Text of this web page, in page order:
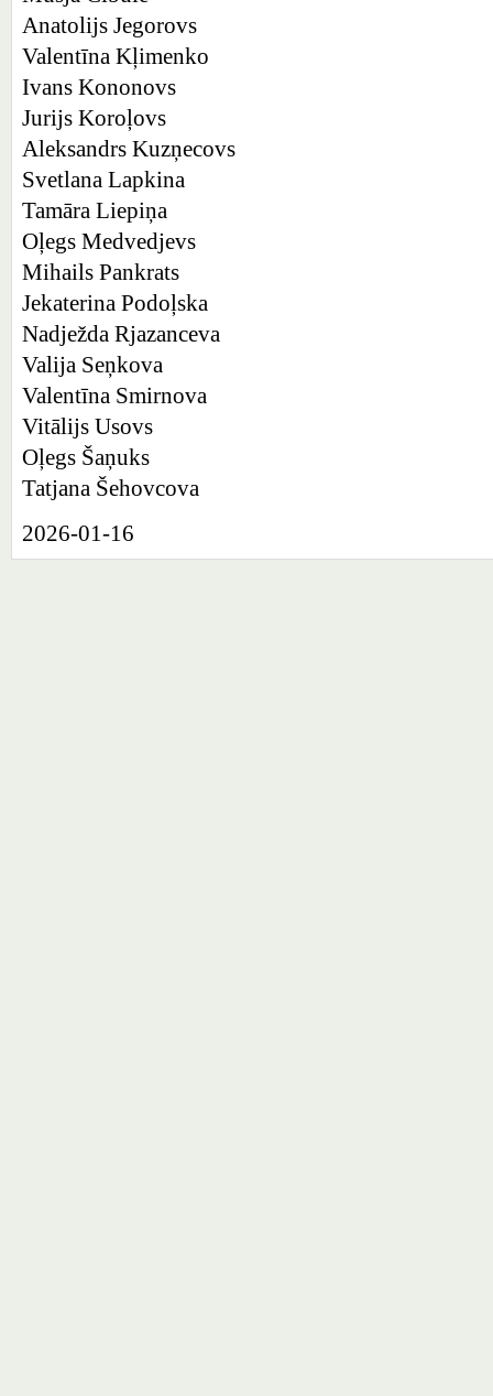
Anatolijs Jegorovs
Valentīna Kļimenko
Ivans Kononovs
Jurijs Koroļovs
Aleksandrs Kuzņecovs
Svetlana Lapkina
Tamāra Liepiņa
Oļegs Medvedjevs
Mihails Pankrats
Jekaterina Podoļska
Nadježda Rjazanceva
Valija Seņkova
Valentīna Smirnova
Vitālijs Usovs
Oļegs Šaņuks
Tatjana Šehovcova
2026-01-16